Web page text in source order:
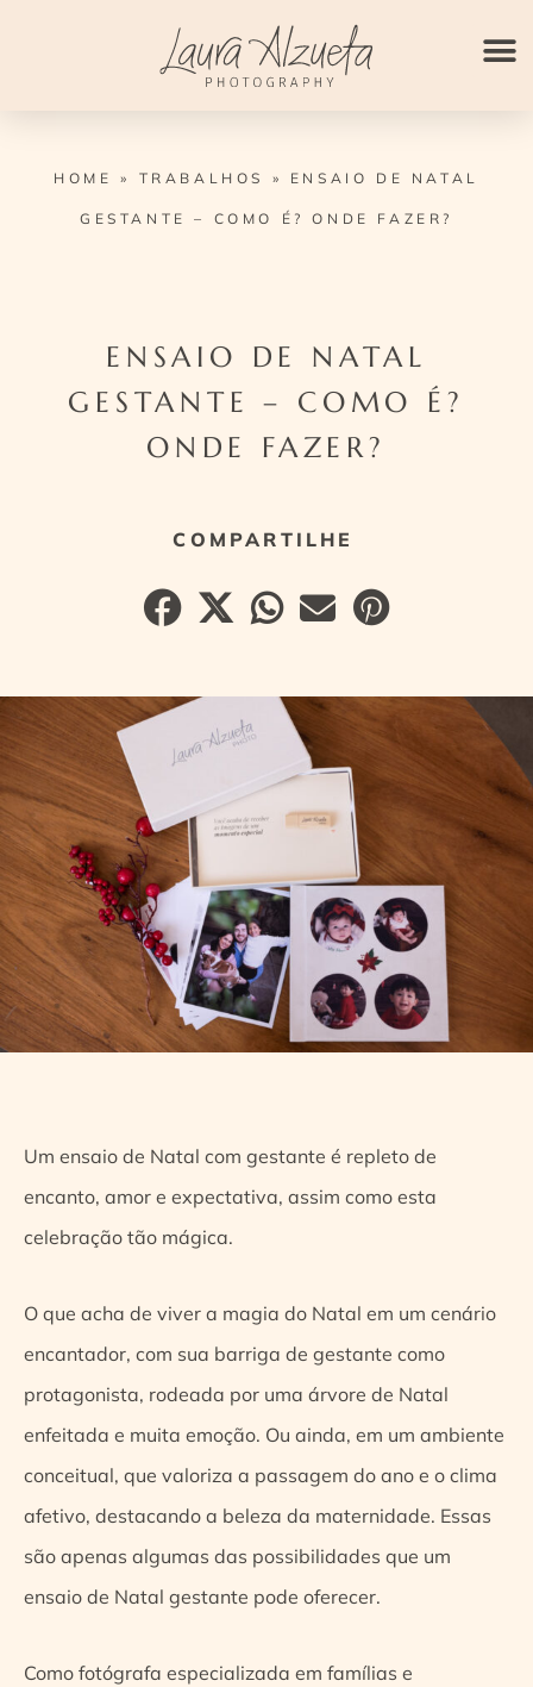
HOME » TRABALHOS » ENSAIO DE NATAL
GESTANTE – COMO É? ONDE FAZER?
ENSAIO DE NATAL
GESTANTE – COMO É?
ONDE FAZER?
Um ensaio de Natal com gestante é repleto de
encanto, amor e expectativa, assim como esta
celebração tão mágica.
O que acha de viver a magia do Natal em um cenário
encantador, com sua barriga de gestante como
protagonista, rodeada por uma árvore de Natal
enfeitada e muita emoção. Ou ainda, em um ambiente
conceitual, que valoriza a passagem do ano e o clima
afetivo, destacando a beleza da maternidade. Essas
são apenas algumas das possibilidades que um
ensaio de Natal gestante pode oferecer.
Como fotógrafa especializada em famílias e